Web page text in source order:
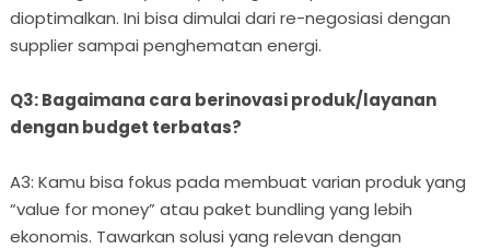
dioptimalkan. Ini bisa dimulai dari re-negosiasi dengan
supplier sampai penghematan energi.
Q3: Bagaimana cara berinovasi produk/layanan
dengan budget terbatas?
A3: Kamu bisa fokus pada membuat varian produk yang
“value for money” atau paket bundling yang lebih
ekonomis. Tawarkan solusi yang relevan dengan